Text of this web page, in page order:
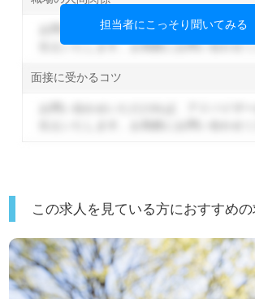
お問い合わせいただければ、アドバイザ
伝えいたします。お気軽にお問い合わせ
面接に受かるコツ
担当者にこっそり聞いてみる
この求人を見ている方におすすめの